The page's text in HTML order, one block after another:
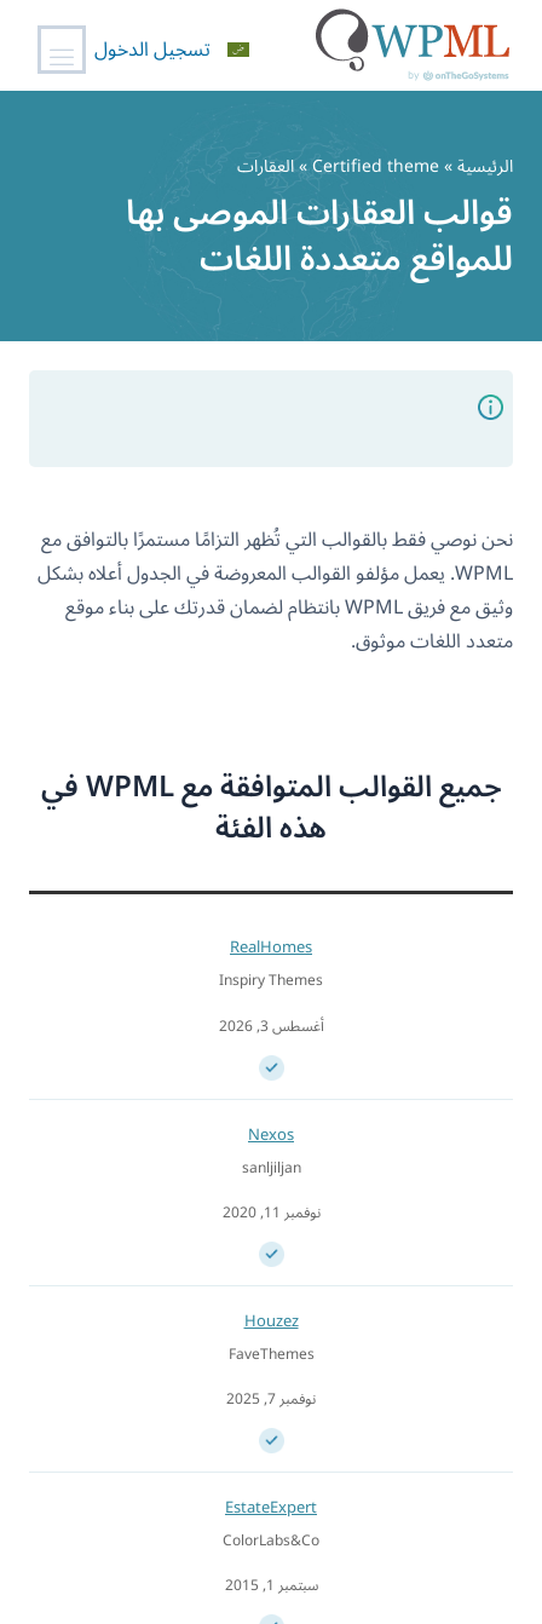
المحتوى
تسجيل الدخول
الرئيسية»
Certified theme» العقارات
قوالب العقارات الموصى بها
للمواقع متعددة اللغات
نحن نوصي فقط بالقوالب التي تُظهر التزامًا مستمرًا بالتوافق مع
WPML. يعمل مؤلفو القوالب المعروضة في الجدول أعلاه بشكل
وثيق مع فريق WPML بانتظام لضمان قدرتك على بناء موقع
متعدد اللغات موثوق.
جميع القوالب المتوافقة مع WPML في
هذه الفئة
RealHomes
Inspiry Themes
أغسطس 3, 2026
Nexos
sanljiljan
نوفمبر 11, 2020
Houzez
FaveThemes
نوفمبر 7, 2025
EstateExpert
ColorLabs&Co
سبتمبر 1, 2015